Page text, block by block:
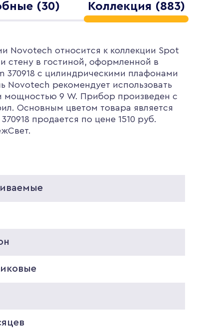
(30) Коллекция (883)
Novotech относится к коллекции Spot
стену в гостиной, оформленной в
370918 с цилиндрическими плафонами
рекомендует использовать
мощностью 9 W. Прибор произведен с
Основным цветом товара является
продается по цене 1510 руб.